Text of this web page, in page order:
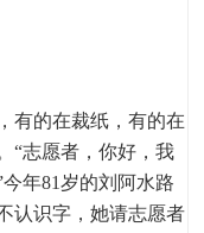
的在裁纸，有的在
“志愿者，你好，我
年81岁的刘阿水路
认识字，她请志愿者